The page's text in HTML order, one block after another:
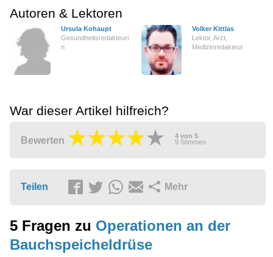
Autoren & Lektoren
Ursula Kohaupt
Gesundheitsredakteuri
n
Volker Kittlas
Lektor, Arzt,
Medizinredakteur
War dieser Artikel hilfreich?
Bewerten 4 von 5
9 Stimmen
Teilen Mehr
5 Fragen zu Operationen an der
Bauchspeicheldrüse